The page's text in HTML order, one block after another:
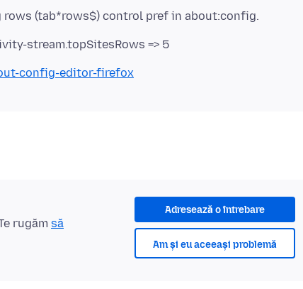
stream.topSitesRows => 5
config-editor-firefox
Adresează o întrebare
Am și eu aceeași problemă
rugăm să